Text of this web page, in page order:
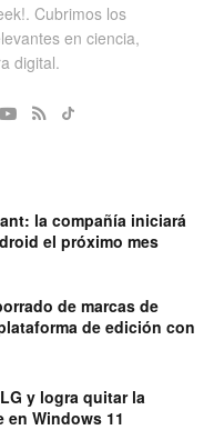
Cubrimos los
en ciencia,
digital.
la compañía iniciará
el próximo mes
de marcas de
de edición con
y logra quitar la
Windows 11